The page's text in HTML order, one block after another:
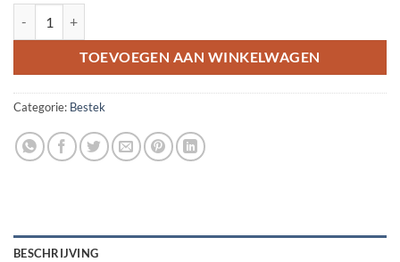
TOEVOEGEN AAN WINKELWAGEN
Categorie: Bestek
BESCHRIJVING